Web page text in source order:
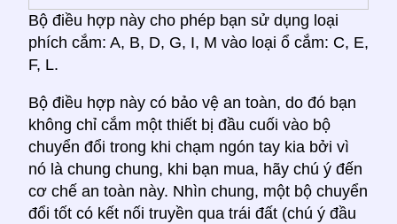
Bộ điều hợp này cho phép bạn sử dụng loại
phích cắm: A, B, D, G, I, M vào loại ổ cắm: C, E,
F, L.
Bộ điều hợp này có bảo vệ an toàn, do đó bạn
không chỉ cắm một thiết bị đầu cuối vào bộ
chuyển đổi trong khi chạm ngón tay kia bởi vì
nó là chung chung, khi bạn mua, hãy chú ý đến
cơ chế an toàn này. Nhìn chung, một bộ chuyển
đổi tốt có kết nối truyền qua trái đất (chú ý đầu